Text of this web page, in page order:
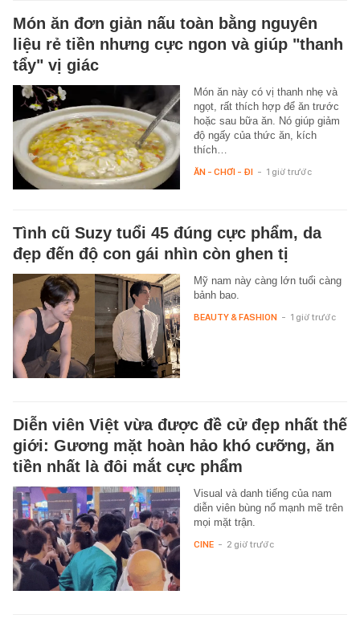
Món ăn đơn giản nấu toàn bằng nguyên
liệu rẻ tiền nhưng cực ngon và giúp "thanh
tẩy" vị giác
Món ăn này có vị thanh nhẹ và
ngọt, rất thích hợp để ăn trước
hoặc sau bữa ăn. Nó giúp giảm
độ ngấy của thức ăn, kích
thích…
ĂN - CHƠI - ĐI - 1 giờ trước
Tình cũ Suzy tuổi 45 đúng cực phẩm, da
đẹp đến độ con gái nhìn còn ghen tị
Mỹ nam này càng lớn tuổi càng
bảnh bao.
BEAUTY & FASHION - 1 giờ trước
Diễn viên Việt vừa được đề cử đẹp nhất thế
giới: Gương mặt hoàn hảo khó cưỡng, ăn
tiền nhất là đôi mắt cực phẩm
Visual và danh tiếng của nam
diễn viên bùng nổ mạnh mẽ trên
mọi mặt trận.
CINE - 2 giờ trước